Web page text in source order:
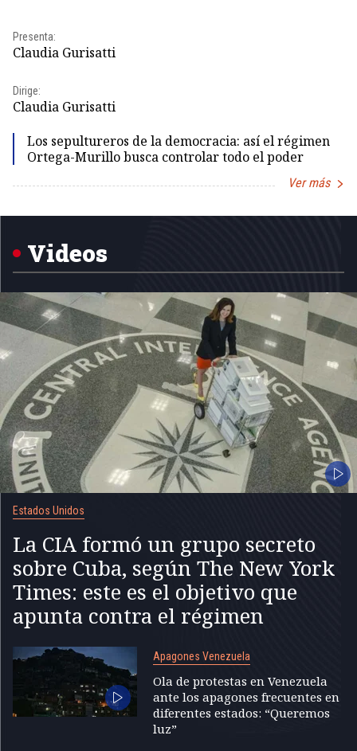
Presenta:
Claudia Gurisatti
Dirige:
Claudia Gurisatti
Los sepultureros de la democracia: así el régimen
Ortega-Murillo busca controlar todo el poder
Ver más
1
Videos
Estados Unidos
La CIA formó un grupo secreto
sobre Cuba, según The New York
Times: este es el objetivo que
apunta contra el régimen
Apagones Venezuela
Ola de protestas en Venezuela
ante los apagones frecuentes en
diferentes estados: “Queremos
luz”